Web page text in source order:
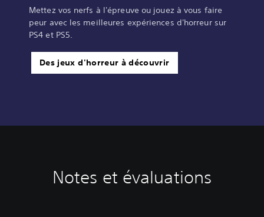
Mettez vos nerfs à l'épreuve ou jouez à vous faire
peur avec les meilleures expériences d'horreur sur
PS4 et PS5.
Des jeux d'horreur à découvrir
Notes et évaluations